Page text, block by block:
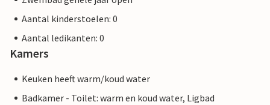
Aantal kinderstoelen: 0
Aantal ledikanten: 0
Kamers
Keuken heeft warm/koud water
Badkamer - Toilet: warm en koud water, Ligbad